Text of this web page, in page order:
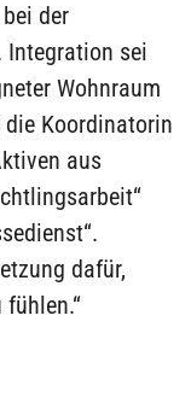
der
Integration sei
Wohnraum
Koordinatorin
aus
dafür,